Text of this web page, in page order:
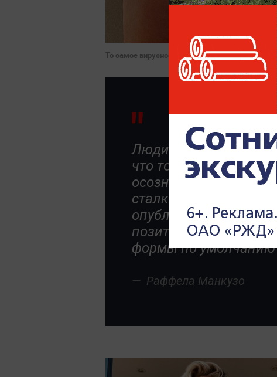
То самое вирусное фото. Фото © Instagram /
Люди обожают таких
что тогда они могут
осознавая
сталкиваясь со
опубликовать такое
позитивный отклик.
формы по умолчанию
Раффела Манкузо